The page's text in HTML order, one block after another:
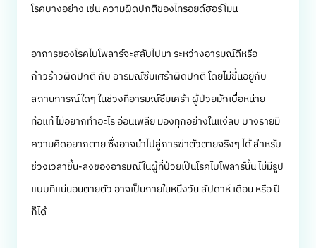
โรคบางอย่าง เช่น ความผิดปกติของไทรอยด์ฮอร์โมน
อาการของโรคไบโพลาร์จะสลับไปมา ระหว่างอารมณ์ดีหรือ
ก้าวร้าวผิดปกติ กับ อารมณ์ซึมเศร้าผิดปกติ โดยไม่ขึ้นอยู่กับ
สถานการณ์ใดๆ ในช่วงที่อารมณ์ซึมเศร้า ผู้ป่วยมักเบื่อหน่าย
ท้อแท้ ไม่อยากทำอะไร อ่อนเพลีย มองทุกอย่างในแง่ลบ บางรายมี
ความคิดอยากตาย ซึ่งอาจนำไปสู่การฆ่าตัวตายจริงๆ ได้ สำหรับ
ช่วงเวลาขึ้น-ลงของอารมณ์ในผู้ที่ป่วยเป็นโรคไบโพลาร์นั้น ไม่มีรูป
แบบที่แน่นอนตายตัว อาจเป็นภายในหนึ่งวัน สัปดาห์ เดือน หรือ ปี
ก็ได้